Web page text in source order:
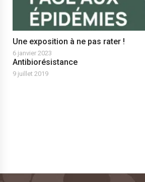
Une exposition à ne pas rater !
6 janvier 2023
Antibiorésistance
9 juillet 2019